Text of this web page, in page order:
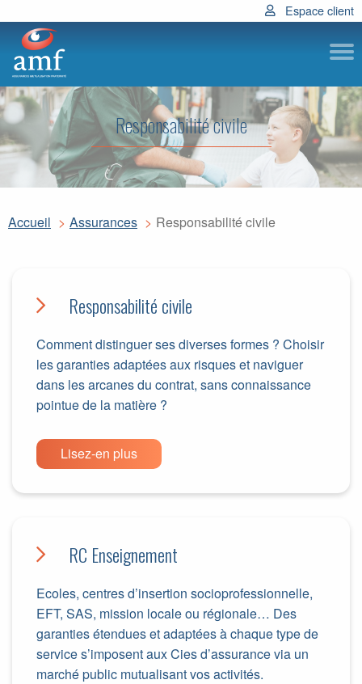
Espace client
Responsabilité civile
Accueil Assurances Responsabilité civile
Responsabilité civile
Comment distinguer ses diverses formes ? Choisir
les garanties adaptées aux risques et naviguer
dans les arcanes du contrat, sans connaissance
pointue de la matière ?
Lisez-en plus
RC Enseignement
Ecoles, centres d’insertion socioprofessionnelle,
EFT, SAS, mission locale ou régionale… Des
garanties étendues et adaptées à chaque type de
service s’imposent aux Cies d’assurance via un
marché public mutualisant vos activités.